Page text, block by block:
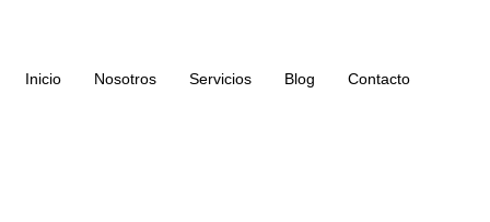
Inicio Nosotros Servicios Blog Contacto